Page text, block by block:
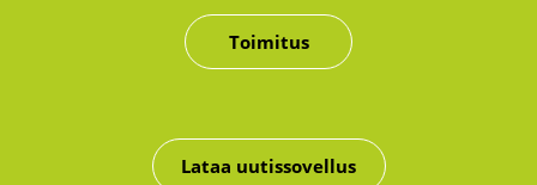
Toimitus
Lataa uutissovellus